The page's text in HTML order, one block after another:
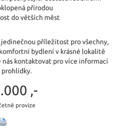
přírodou
do větších měst
příležitost pro všechny,
bydlení v krásné lokalitě
nás kontaktovat pro více informací
prohlídky.
,-
provize